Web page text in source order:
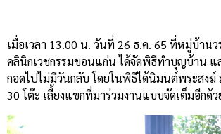
เมื่อเวลา 13.00 น. วันที่ 26 ธ.ค. 65 ที่หมู่บ้า
คลินิกเวชกรรมขอนแก่น ได้จัดพิธีทำบุญบ้าน
กอดไปไม่มีวันกลับ โดยในพิธีได้นิมนต์พระสง
30 โต๊ะ เลี้ยงแขกที่มาร่วมงานแบบจัดเต็มอีกด้ว